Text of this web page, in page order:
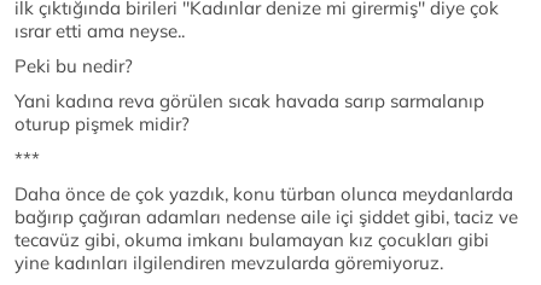
ilk çıktığında birileri ''Kadınlar denize mi girermiş'' diye çok
ısrar etti ama neyse..
Peki bu nedir?
Yani kadına reva görülen sıcak havada sarıp sarmalanıp
oturup pişmek midir?
***
Daha önce de çok yazdık, konu türban olunca meydanlarda
bağırıp çağıran adamları nedense aile içi şiddet gibi, taciz ve
tecavüz gibi, okuma imkanı bulamayan kız çocukları gibi
yine kadınları ilgilendiren mevzularda göremiyoruz.